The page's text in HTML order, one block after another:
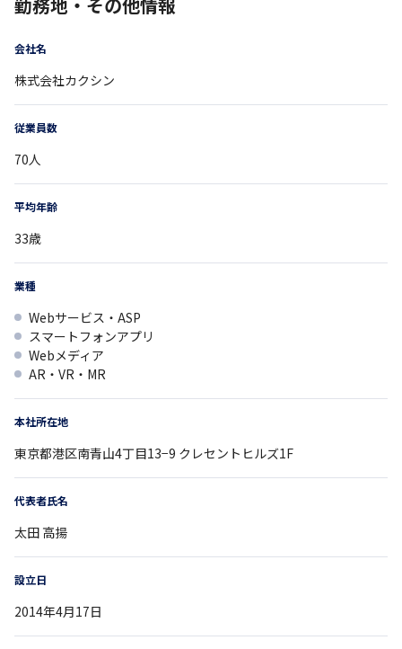
会社名
株式会社カクシン
従業員数
70人
平均年齢
33歳
業種
Webサービス・ASP
スマートフォンアプリ
Webメディア
AR・VR・MR
本社所在地
東京都港区南青山4丁目13−9 クレセントヒルズ1F
代表者氏名
太田 高揚
設立日
2014年4月17日